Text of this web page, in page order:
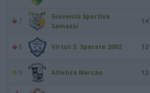
7
Gioventù Sportiva
Samassi
14
8 Virtus S. Sperate 2002 12
9 Atletico Narcao 12